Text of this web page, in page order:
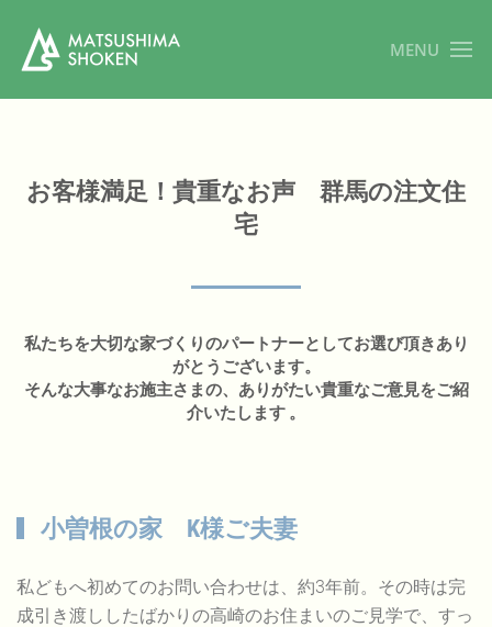
MENU
お客様満足！貴重なお声 群馬の注文住
宅
私たちを大切な家づくりのパートナーとしてお選び頂きあり
がとうございます。
そんな大事なお施主さまの、ありがたい貴重なご意見をご紹
介いたします 。
小曽根の家 K様ご夫妻
私どもへ初めてのお問い合わせは、約3年前。その時は完
成引き渡ししたばかりの高崎のお住まいのご見学で、すっ